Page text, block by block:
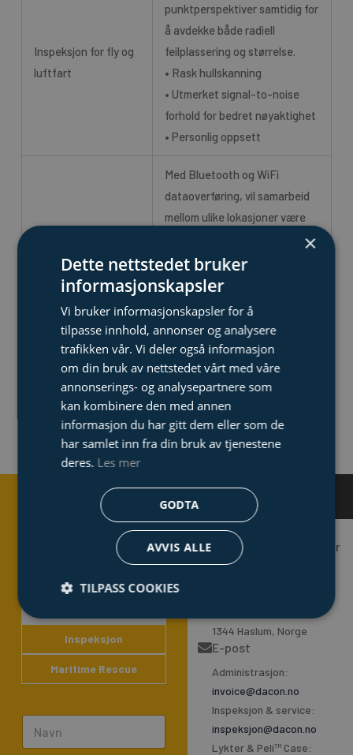
Inspeksjon for fly og
luftfart
punktperspektiver samtidig for
å avdekke både radiell
feilplassering og størrelse.
• Rask hullskanning
• Utmerket signal-to-noise
forhold for bedret nøyaktighet
• Personlig oppsett
Generell inspeksjon
Med Bluetooth og WiFi
dataoverføring, vil samarbeid
mellom ulike lokasjoner være
• Utmerket signal-to-noise
forhold for et utmerket klart
• Lettleselig høyoppløselig
skjermbilde
• Nedlastbare applikasjoner for
arbeidsflyt
Kontakt
Inspeksjon
Maritime Rescue
a
F
c
e
o
-
f
Organisasjonsnummer
1344 Haslum, Norge
E-post
Administrasjon:
invoice@dacon.no
Inspeksjon & service:
inspeksjon@dacon.no
Lykter & Peli™ Case:
×
Dette nettstedet bruker
informasjonskapsler
Vi bruker informasjonskapsler for å
tilpasse innhold, annonser og analysere
trafikken vår. Vi deler også informasjon
om din bruk av nettstedet vårt med våre
annonserings- og analysepartnere som
kan kombinere den med annen
informasjon du har gitt dem eller som de
har samlet inn fra din bruk av tjenestene
deres. Les mer
GODTA
AVVIS ALLE
TILPASS COOKIES